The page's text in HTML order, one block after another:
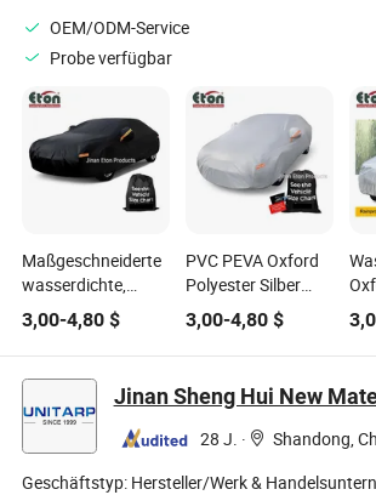
OEM/ODM-Service
Probe verfügbar
Maßgeschneiderte
wasserdichte,
staubdichte,
hagelsichere
Autoabdeckung für
Limousinen und
SUVs, universell,
silberne und
schwarze Farbe
3,00-4,80 $
PVC PEVA Oxford
Polyester Silber
Schwarz Limousine
Anti-Hagel
Wasserdicht
Winddicht
Autoabdeckung
3,00-4,80$
Jinan Sheng Hui New
28 J. ·
Shandong,
Geschäftstyp: Hersteller/Werk &